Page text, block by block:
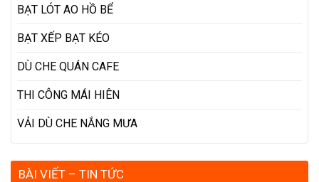
BẠT LÓT AO HỒ BỂ
BẠT XẾP BẠT KÉO
DÙ CHE QUÁN CAFE
THI CÔNG MÁI HIÊN
VẢI DÙ CHE NẮNG MƯA
BÀI VIẾT – TIN TỨC